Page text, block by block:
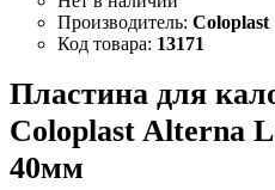
Coloplast
13171
Пластина для
Coloplast Alterna
40мм